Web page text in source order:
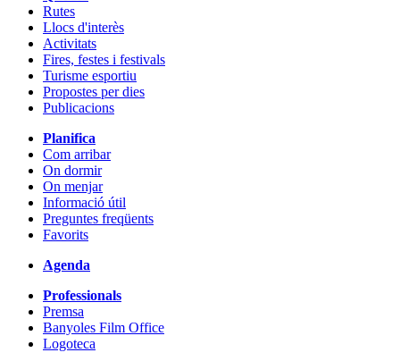
Rutes
Llocs d'interès
Activitats
Fires, festes i festivals
Turisme esportiu
Propostes per dies
Publicacions
Planifica
Com arribar
On dormir
On menjar
Informació útil
Preguntes freqüents
Favorits
Agenda
Professionals
Premsa
Banyoles Film Office
Logoteca